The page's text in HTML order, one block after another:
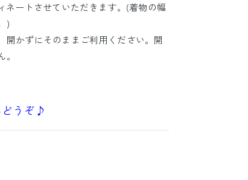
ートさせていただきます。(着物の幅
)
かずにそのままご利用ください。開
うぞ♪